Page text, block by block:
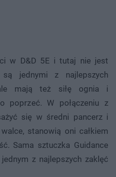
w D&D 5E i tutaj nie jest
jednymi z najlepszych
mają też siłę ognia i
poprzeć. W połączeniu z
się w średni pancerz i
stanowią oni całkiem
Sama sztuczka Guidance
z najlepszych zaklęć